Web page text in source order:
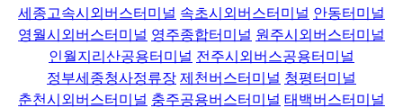
세종고속시외버스터미널 속초시외버스터미널 안동터미널
영월시외버스터미널 영주종합터미널 원주시외버스터미널
인월지리산공용터미널 전주시외버스공용터미널
정부세종청사정류장 제천버스터미널 청평터미널
춘천시외버스터미널 충주공용버스터미널 태백버스터미널